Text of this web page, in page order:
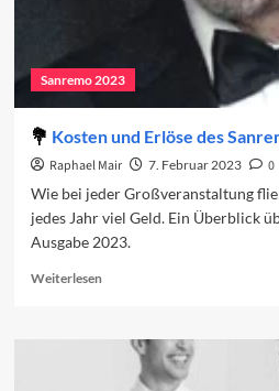
Sanremo 2023
Kosten und Erlöse des
Raphael Mair 7. Februar 2023
0
Wie bei jeder Großveranstaltung
jedes Jahr viel Geld. Ein Überblick
Ausgabe 2023.
WeiterlesenRead
Kosten